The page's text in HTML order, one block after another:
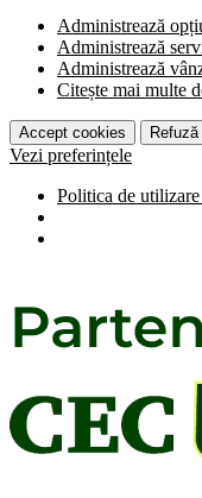
Administrează
Administrează
Administrează
Citește mai multe
Accept cookies Refuză
Vezi preferințele
Politica de